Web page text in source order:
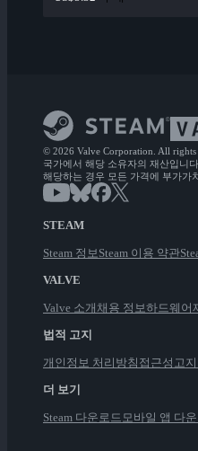
© 2026 Valve Corporation. All
국가에서 해당 소유자의 재산입니다.
해당하는 경우 모든 가격에 부가가
STEAM
Steam 정보Steam 이용 약관
VALVE
Valve 소개채용 정보하드웨어
법적 고지
개인정보 처리방침 접근성 고
더 보기
Steam 다운로드모바일 앱 다